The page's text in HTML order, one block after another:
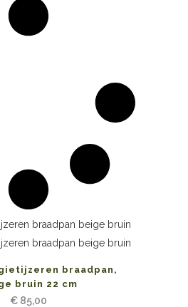
braadpan,
bruin 22 cm
€ 85,00